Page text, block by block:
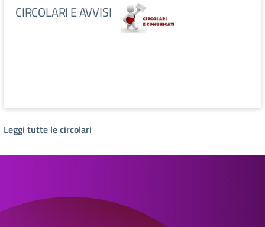
CIRCOLARI E AVVISI
Leggi tutte le circolari